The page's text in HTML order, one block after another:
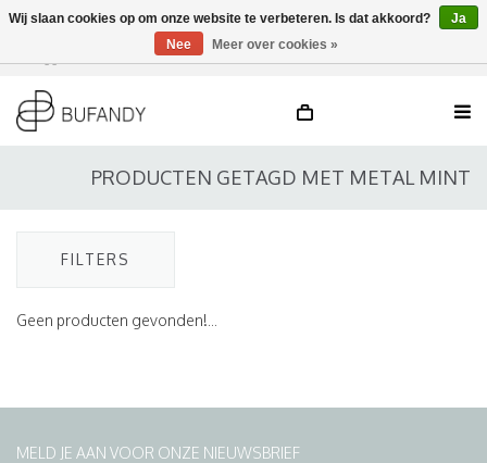
DE / EN
PRODUCTEN GETAGD MET METAL MINT
FILTERS
Geen producten gevonden!...
MELD JE AAN VOOR ONZE NIEUWSBRIEF
Wij slaan cookies op om onze website te verbeteren. Is dat akkoord?
Ja
Nee
Meer over cookies »